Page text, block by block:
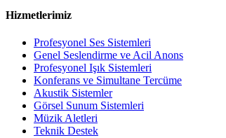
Hizmetlerimiz
Profesyonel Ses Sistemleri
Genel Seslendirme ve Acil Anons
Profesyonel Işık Sistemleri
Konferans ve Simultane Tercüme
Akustik Sistemler
Görsel Sunum Sistemleri
Müzik Aletleri
Teknik Destek